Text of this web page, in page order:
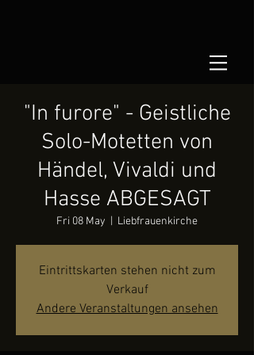
"In furore" - Geistliche
Solo-Motetten von
Händel, Vivaldi und
Hasse ABGESAGT
Fri 08 May Liebfrauenkirche
Eintrittskarten stehen nicht zum
Verkauf
Andere Veranstaltungen ansehen